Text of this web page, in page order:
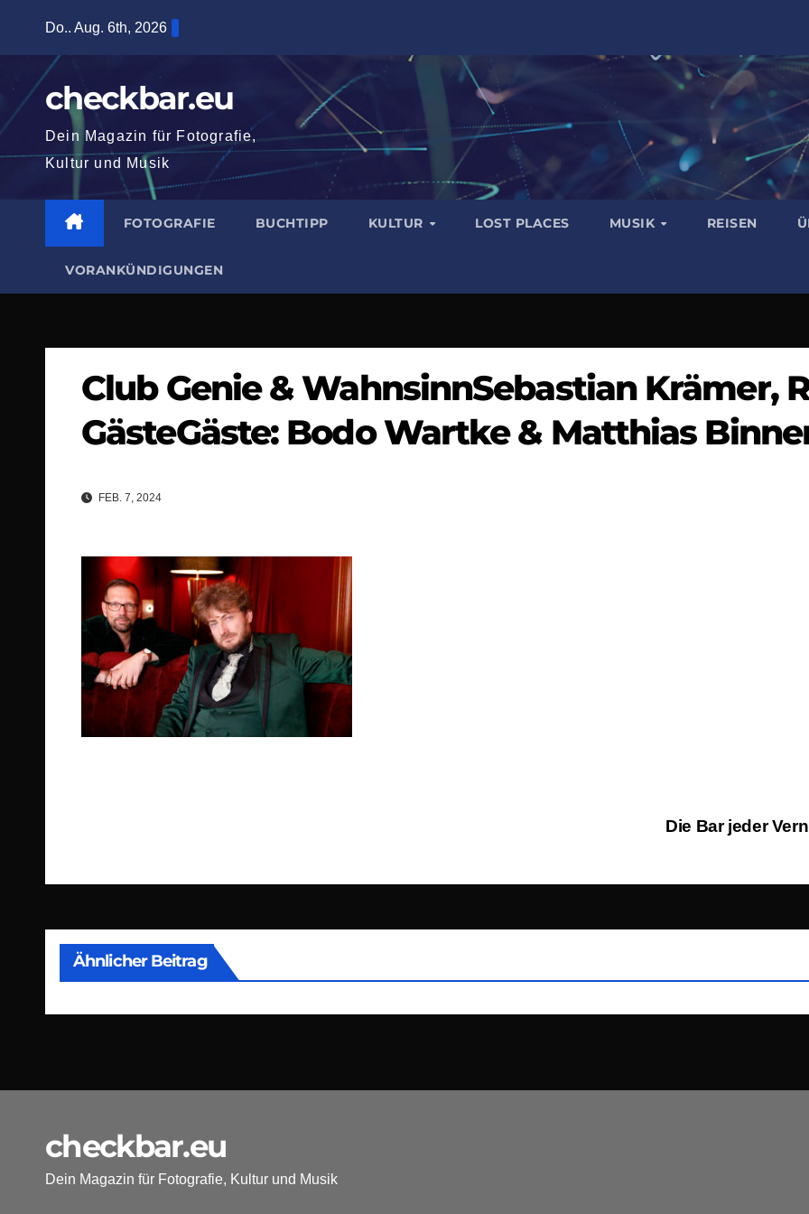
springen
Do.. Aug. 6th, 2026
checkbar.eu
Dein Magazin für Fotografie,
Kultur und Musik
FOTOGRAFIE BUCHTIPP KULTUR LOST PLACES MUSIK REISEN
VORANKÜNDIGUNGEN
Club Genie & WahnsinnSebastian Krämer,
GästeGäste: Bodo Wartke & Matthias
FEB. 7, 2024
Die Bar jeder
Ähnlicher Beitrag
checkbar.eu
Dein Magazin für Fotografie, Kultur und Musik